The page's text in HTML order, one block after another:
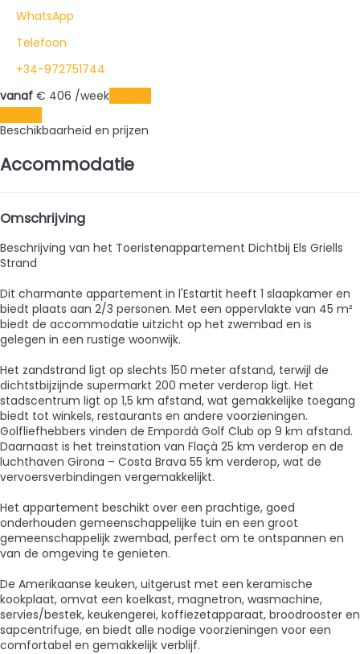
WhatsApp
Telefoon
+34-972751744
vanaf € 406 /week
Beschikbaarheid en prijzen
Accommodatie
Omschrijving
Beschrijving van het Toeristenappartement Dichtbij Els Griells
Strand
Dit charmante appartement in l'Estartit heeft 1 slaapkamer en
biedt plaats aan 2/3 personen. Met een oppervlakte van 45 m²
biedt de accommodatie uitzicht op het zwembad en is
gelegen in een rustige woonwijk.
Het zandstrand ligt op slechts 150 meter afstand, terwijl de
dichtstbijzijnde supermarkt 200 meter verderop ligt. Het
stadscentrum ligt op 1,5 km afstand, wat gemakkelijke toegang
biedt tot winkels, restaurants en andere voorzieningen.
Golfliefhebbers vinden de Empordà Golf Club op 9 km afstand.
Daarnaast is het treinstation van Flaçà 25 km verderop en de
luchthaven Girona – Costa Brava 55 km verderop, wat de
vervoersverbindingen vergemakkelijkt.
Het appartement beschikt over een prachtige, goed
onderhouden gemeenschappelijke tuin en een groot
gemeenschappelijk zwembad, perfect om te ontspannen en
van de omgeving te genieten.
De Amerikaanse keuken, uitgerust met een keramische
kookplaat, omvat een koelkast, magnetron, wasmachine,
servies/bestek, keukengerei, koffiezetapparaat, broodrooster en
sapcentrifuge, en biedt alle nodige voorzieningen voor een
comfortabel en gemakkelijk verblijf.